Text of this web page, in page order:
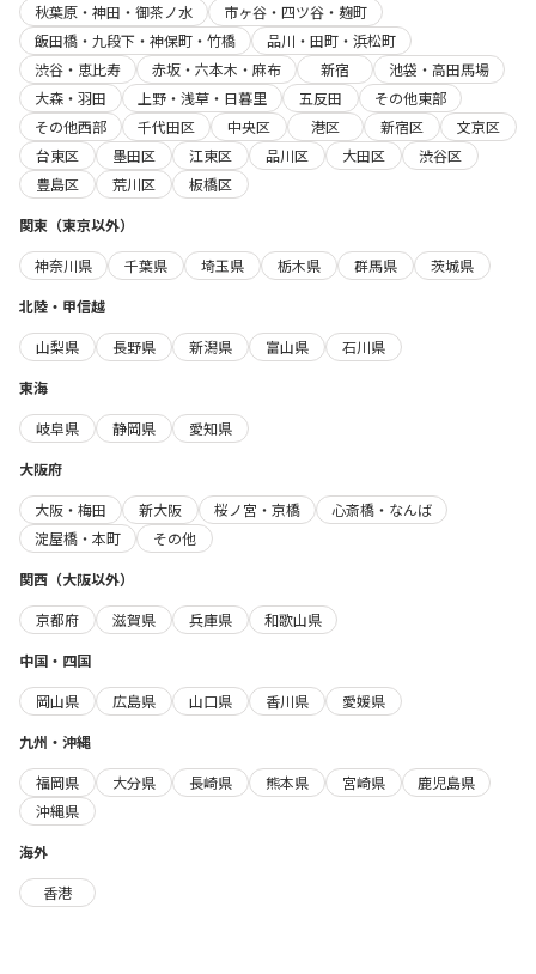
秋葉原・神田・御茶ノ水
市ヶ谷・四ツ谷・麹町
飯田橋・九段下・神保町・竹橋
品川・田町・浜松町
渋谷・恵比寿
赤坂・六本木・麻布 新宿
池袋・高田馬場
大森・羽田
上野・浅草・日暮里 五反田
その他東部
その他西部
千代田区 中央区 港区 新宿区
文京区
台東区
墨田区 江東区 品川区 大田区
渋谷区
豊島区
荒川区
板橋区
関東（東京以外）
神奈川県
千葉県 埼玉県 栃木県 群馬県
茨城県
北陸・甲信越
山梨県
長野県 新潟県 富山県
石川県
東海
岐阜県
静岡県
愛知県
大阪府
大阪・梅田
新大阪 桜ノ宮・京橋
心斎橋・なんば
淀屋橋・本町
その他
関西（大阪以外）
京都府
滋賀県 兵庫県
和歌山県
中国・四国
岡山県
広島県 山口県 香川県
愛媛県
九州・沖縄
福岡県
大分県 長崎県 熊本県 宮崎県
鹿児島県
沖縄県
海外
香港